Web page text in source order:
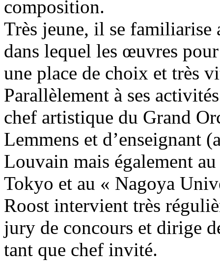
composition.
Très jeune, il se familiarise
dans lequel les œuvres
une place de choix et très
Parallèlement à ses
chef artistique du Grand
Lemmens et d’enseignant
Louvain mais également
Tokyo et au « Nagoya
Roost intervient très
jury de concours et dirige
tant que chef invité.